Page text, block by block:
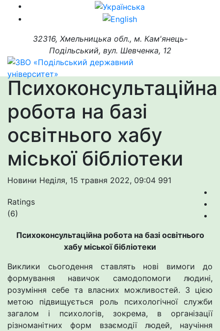
32316, Хмельницька обл., м. Кам'янець-
Подільський, вул. Шевченка, 12
Психоконсультаційна
робота на базі
освітнього хабу
міської бібліотеки
Новини Неділя, 15 травня 2022, 09:04 991
Ratings
(6)
Психоконсультаційна робота на базі освітнього
хабу міської бібліотеки
Виклики сьогодення ставлять нові вимоги до
формування навичок самодопомоги людині,
розуміння себе та власних можливостей. З цією
метою підвищується роль психологічної служби
загалом і психологів, зокрема, в організації
різноманітних форм взаємодії людей, научіння